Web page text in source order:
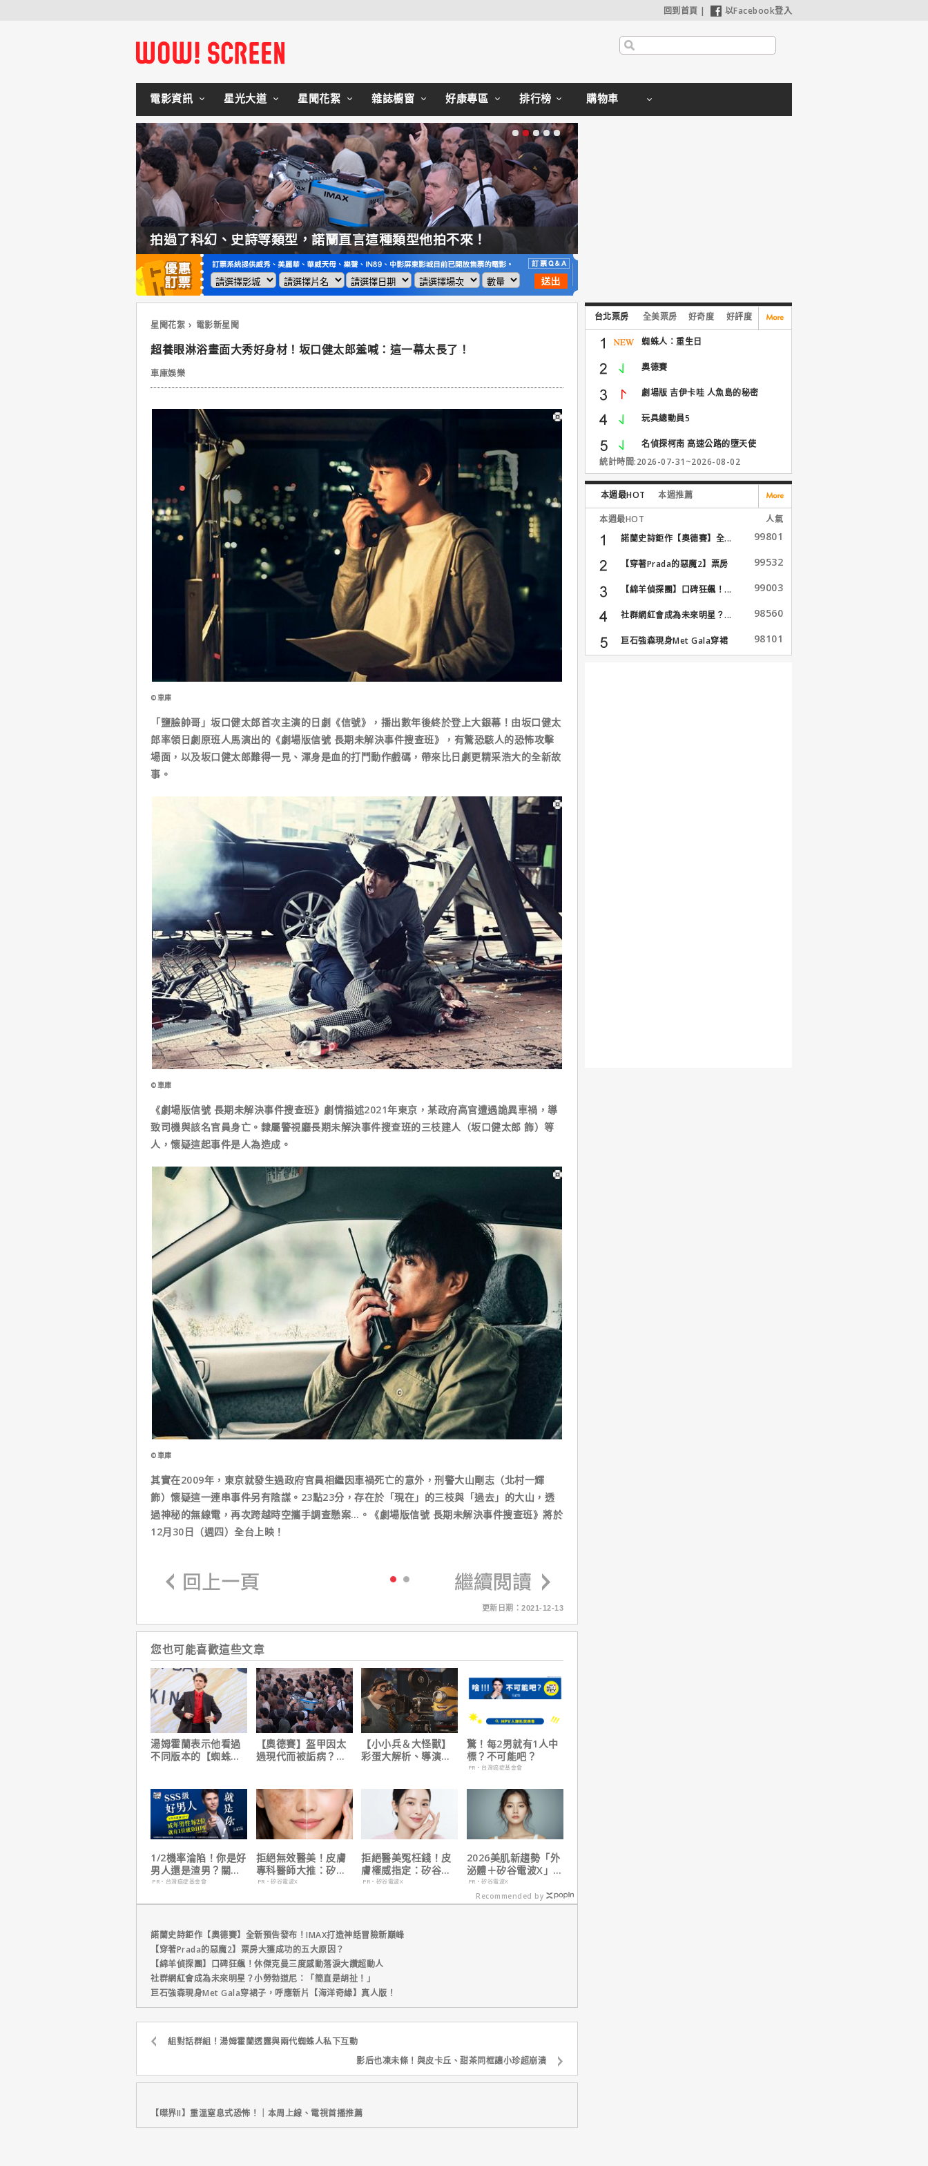
回到首頁 | 以Facebook登入
電影資訊 星光大道 星聞花絮 雜誌櫥窗 好康專區 排行榜 購物車
拍過了科幻、史詩等類型，諾蘭直言這種類型他拍不來！
星聞花絮 電影新星聞
超養眼淋浴畫面大秀好身材！坂口健太郎羞喊：這一幕太長了！
車庫娛樂
©車庫
「鹽臉帥哥」坂口健太郎首次主演的日劇《信號》，播出數年後終於登上大銀幕！由坂口健太
郎率領日劇原班人馬演出的《劇場版信號 長期未解決事件搜查班》，有驚恐駭人的恐怖攻擊
場面，以及坂口健太郎難得一見、渾身是血的打鬥動作戲碼，帶來比日劇更精采浩大的全新故
事。
©車庫
《劇場版信號 長期未解決事件搜查班》劇情描述2021年東京，某政府高官遭遇詭異車禍，導
致司機與該名官員身亡。隸屬警視廳長期未解決事件搜查班的三枝建人（坂口健太郎 飾）等
人，懷疑這起事件是人為造成。
©車庫
其實在2009年，東京就發生過政府官員相繼因車禍死亡的意外，刑警大山剛志（北村一輝
飾）懷疑這一連串事件另有陰謀。23點23分，存在於「現在」的三枝與「過去」的大山，透
過神秘的無線電，再次跨越時空攜手調查懸案…。《劇場版信號 長期未解決事件搜查班》將於
12月30日（週四）全台上映！
更新日期：2021-12-13
您也可能喜歡這些文章
湯姆霍蘭表示他看過
不同版本的【蜘蛛
【奧德賽】盔甲因太
過現代而被詬病？導
【小小兵＆大怪獸】
彩蛋大解析、導演皮
驚！每2男就有1人中
標？不可能吧？
PR・台灣癌症基金會
1/2機率淪陷！你是好
男人還是渣男？關鍵
在這
PR・台灣癌症基金會
拒絕無效醫美！皮膚
專科醫師大推：矽谷
電波 X 讓肌膚由內而
PR・矽谷電波X
拒絕醫美冤枉錢！皮
膚權威指定：矽谷電
波 X 由內而外養出逆
PR・矽谷電波X
2026美肌新趨勢「外
泌體＋矽谷電波X」聯
手，開啟高階養膚新
世代
PR・矽谷電波X
Recommended by
諾蘭史詩鉅作【奧德賽】全新預告發布！IMAX打造神話冒險新巔峰
【穿著Prada的惡魔2】票房大獲成功的五大原因？
【綿羊偵探團】口碑狂飆！休傑克曼三度感動落淚大讚超動人
社群網紅會成為未來明星？小勞勃道尼：「簡直是胡扯！」
巨石強森現身Met Gala穿裙子，呼應新片【海洋奇緣】真人版！
組對話群組！湯姆霍蘭透露與兩代蜘蛛人私下互動
影后也凍未條！與皮卡丘、甜茶同框讓小珍超崩潰
【噤界II】重溫窒息式恐怖！｜本周上線、電視首播推薦
台北票房 全美票房 好奇度 好評度
蜘蛛人：重生日
奧德賽
劇場版 吉伊卡哇 人魚島的秘密
玩具總動員5
名偵探柯南 高速公路的墮天使
統計時間:2026-07-31~2026-08-02
本週最HOT 本週推薦
本週最HOT
人氣
諾蘭史詩鉅作【奧德賽】全...
99801
【穿著Prada的惡魔2】票房
99532
【綿羊偵探團】口碑狂飆！... 99003
社群網紅會成為未來明星？... 98560
巨石強森現身Met Gala穿裙
子...
98101